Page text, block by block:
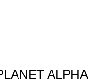
ALPHA